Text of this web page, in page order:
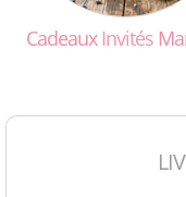
CadeauxInvités